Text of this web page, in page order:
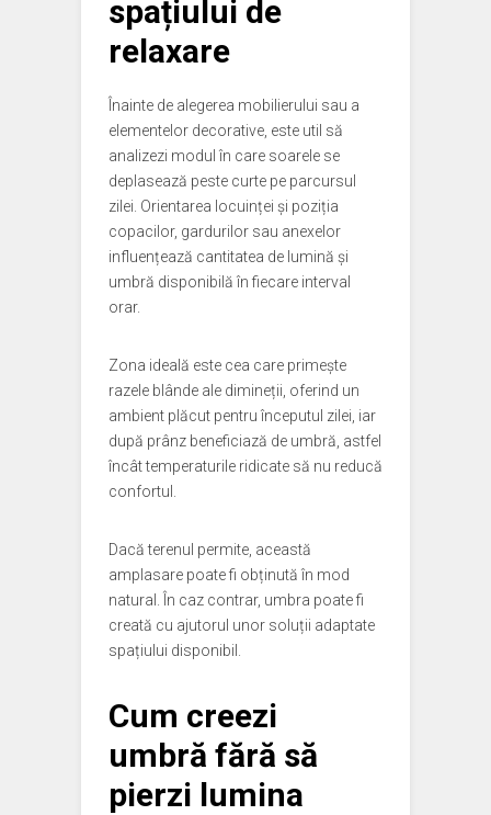
spațiului de
relaxare
Înainte de alegerea mobilierului sau a
elementelor decorative, este util să
analizezi modul în care soarele se
deplasează peste curte pe parcursul
zilei. Orientarea locuinței și poziția
copacilor, gardurilor sau anexelor
influențează cantitatea de lumină și
umbră disponibilă în fiecare interval
orar.
Zona ideală este cea care primește
razele blânde ale dimineții, oferind un
ambient plăcut pentru începutul zilei, iar
după prânz beneficiază de umbră, astfel
încât temperaturile ridicate să nu reducă
confortul.
Dacă terenul permite, această
amplasare poate fi obținută în mod
natural. În caz contrar, umbra poate fi
creată cu ajutorul unor soluții adaptate
spațiului disponibil.
Cum creezi
umbră fără să
pierzi lumina